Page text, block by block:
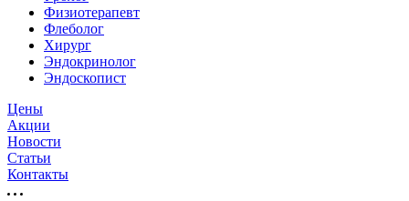
Физиотерапевт
Флеболог
Хирург
Эндокринолог
Эндоскопист
Цены
Акции
Новости
Статьи
Контакты